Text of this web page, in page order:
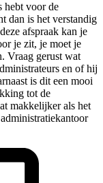
hebt voor de
dan is het verstandig
afspraak kan je
je zit, je moet je
Vraag gerust wat
en of hij
is dit een mooi
tot de
makkelijker als het